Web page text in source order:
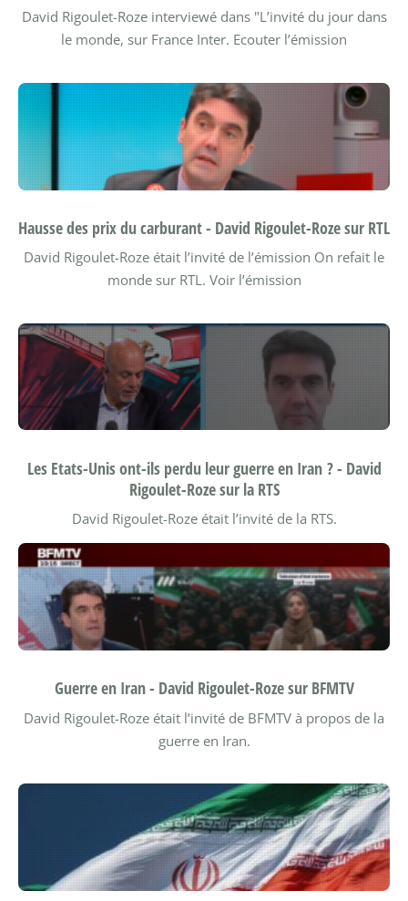
David Rigoulet-Roze interviewé dans "L’invité du jour dans
le monde, sur France Inter. Ecouter l’émission
Hausse des prix du carburant - David Rigoulet-Roze sur RTL
David Rigoulet-Roze était l’invité de l’émission On refait le
monde sur RTL. Voir l’émission
Les Etats-Unis ont-ils perdu leur guerre en Iran ? - David
Rigoulet-Roze sur la RTS
David Rigoulet-Roze était l’invité de la RTS.
Guerre en Iran - David Rigoulet-Roze sur BFMTV
David Rigoulet-Roze était l’invité de BFMTV à propos de la
guerre en Iran.